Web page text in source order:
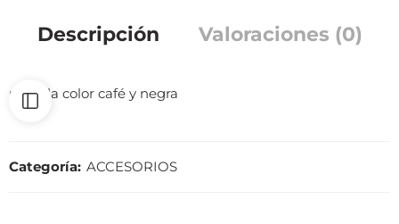
Descripción Valoraciones (0)
unitalla color café y negra
Categoría: ACCESORIOS